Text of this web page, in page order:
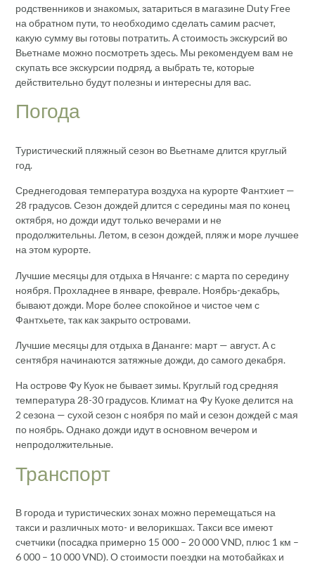
родственников и знакомых, затариться в магазине Duty Free
на обратном пути, то необходимо сделать самим расчет,
какую сумму вы готовы потратить. А стоимость экскурсий во
Вьетнаме можно посмотреть здесь. Мы рекомендуем вам не
скупать все экскурсии подряд, а выбрать те, которые
действительно будут полезны и интересны для вас.
Погода
Туристический пляжный сезон во Вьетнаме длится круглый
год.
Среднегодовая температура воздуха на курорте Фантхиет —
28 градусов. Сезон дождей длится с середины мая по конец
октября, но дожди идут только вечерами и не
продолжительны. Летом, в сезон дождей, пляж и море лучшее
на этом курорте.
Лучшие месяцы для отдыха в Нячанге: с марта по середину
ноября. Прохладнее в январе, феврале. Ноябрь-декабрь,
бывают дожди. Море более спокойное и чистое чем с
Фантхьете, так как закрыто островами.
Лучшие месяцы для отдыха в Дананге: март — август. А с
сентября начинаются затяжные дожди, до самого декабря.
На острове Фу Куок не бывает зимы. Круглый год средняя
температура 28-30 градусов. Климат на Фу Куоке делится на
2 сезона — сухой сезон с ноября по май и сезон дождей с мая
по ноябрь. Однако дожди идут в основном вечером и
непродолжительные.
Транспорт
В города и туристических зонах можно перемещаться на
такси и различных мото- и велорикшах. Такси все имеют
счетчики (посадка примерно 15 000 – 20 000 VND, плюс 1 км –
6 000 – 10 000 VND). О стоимости поездки на мотобайках и